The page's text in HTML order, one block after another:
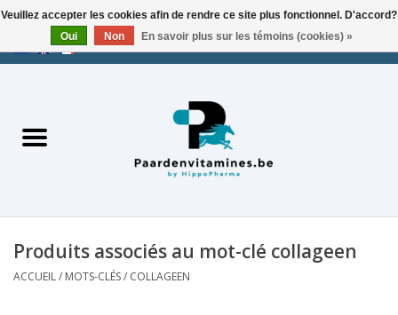
EUR/USD 0 Articles - €0,00
Produits associés au mot-clé collageen
ACCUEIL/ MOTS-CLÉS/ COLLAGEEN
Veuillez accepter les cookies afin de rendre ce site plus fonctionnel. D'accord?
Oui
Non En savoir plus sur les témoins (cookies) »